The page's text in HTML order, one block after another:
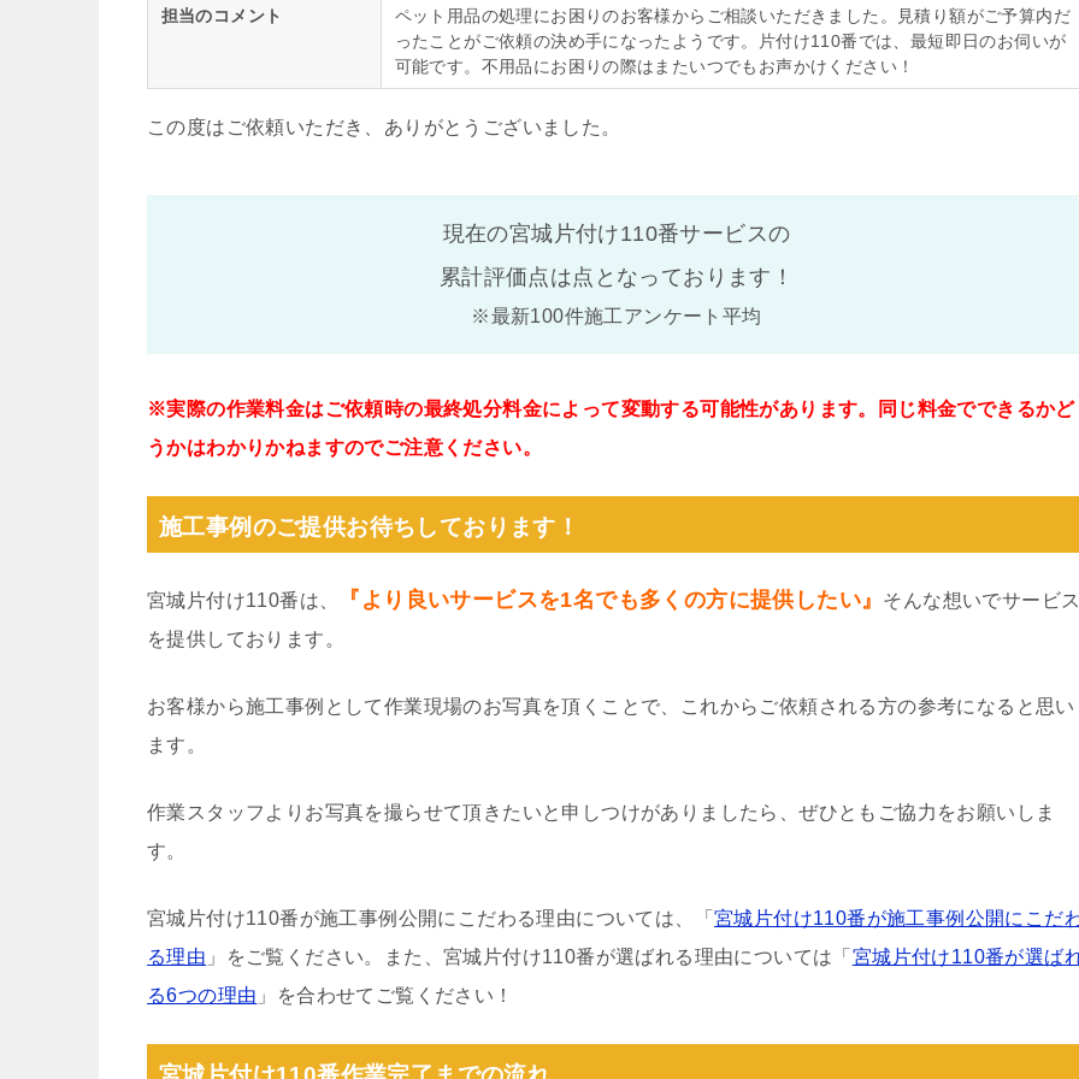
担当のコメント
ペット用品の処理にお困りのお客様からご相談いただきました。見積り額がご予算内だ
ったことがご依頼の決め手になったようです。片付け110番では、最短即日のお伺いが
可能です。不用品にお困りの際はまたいつでもお声かけください！
この度はご依頼いただき、ありがとうございました。
現在の宮城片付け110番サービスの
累計評価点は点となっております！
※最新100件施工アンケート平均
※実際の作業料金はご依頼時の最終処分料金によって変動する可能性があります。同じ料金でできるかど
うかはわかりかねますのでご注意ください。
施工事例のご提供お待ちしております！
宮城片付け110番は、 『より良いサービスを1名でも多くの方に提供したい』
そんな想いでサービス
を提供しております。
お客様から施工事例として作業現場のお写真を頂くことで、これからご依頼される方の参考になると思い
ます。
作業スタッフよりお写真を撮らせて頂きたいと申しつけがありましたら、ぜひともご協力をお願いしま
す。
宮城片付け110番が施工事例公開にこだわる理由については、「 宮城片付け110番が施工事例公開にこだ
る理由 」をご覧ください。また、宮城片付け110番が選ばれる理由については「 宮城片付け110番が選ば
る6つの理由 」を合わせてご覧ください！